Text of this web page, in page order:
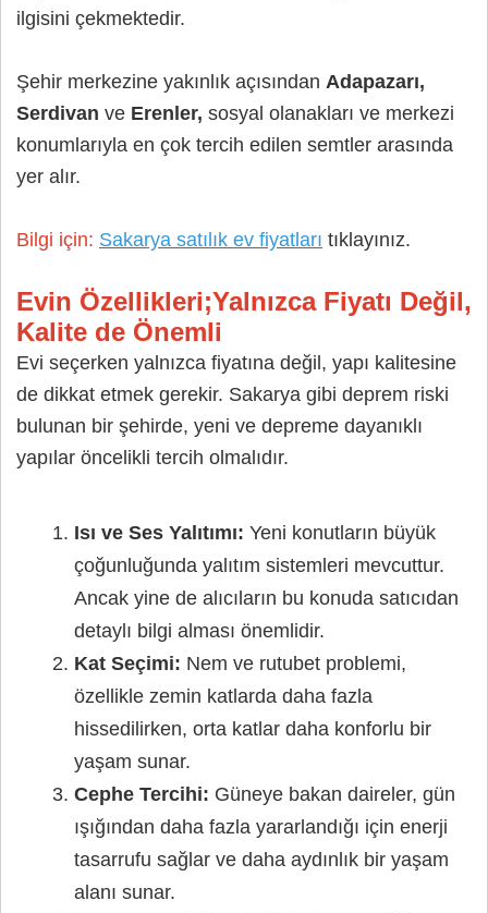
ilgisini çekmektedir.
Şehir merkezine yakınlık açısından Adapazarı,
Serdivan ve Erenler, sosyal olanakları ve merkezi
konumlarıyla en çok tercih edilen semtler arasında
yer alır.
Bilgi için: Sakarya satılık ev fiyatları tıklayınız.
Evin Özellikleri;Yalnızca Fiyatı Değil,
Kalite de Önemli
Evi seçerken yalnızca fiyatına değil, yapı kalitesine
de dikkat etmek gerekir. Sakarya gibi deprem riski
bulunan bir şehirde, yeni ve depreme dayanıklı
yapılar öncelikli tercih olmalıdır.
Isı ve Ses Yalıtımı: Yeni konutların büyük
çoğunluğunda yalıtım sistemleri mevcuttur.
Ancak yine de alıcıların bu konuda satıcıdan
detaylı bilgi alması önemlidir.
Kat Seçimi: Nem ve rutubet problemi,
özellikle zemin katlarda daha fazla
hissedilirken, orta katlar daha konforlu bir
yaşam sunar.
Cephe Tercihi: Güneye bakan daireler, gün
ışığından daha fazla yararlandığı için enerji
tasarrufu sağlar ve daha aydınlık bir yaşam
alanı sunar.